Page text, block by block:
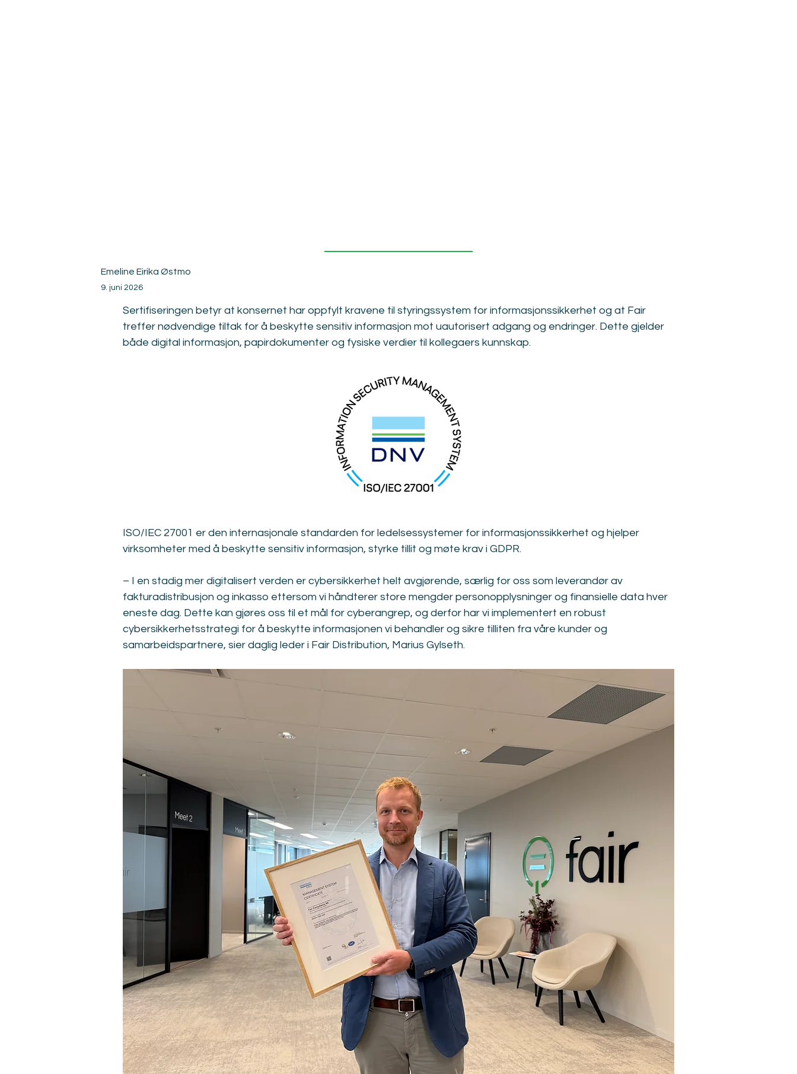
9. juni 2026
Sertifiseringen betyr at konsernet har oppfylt kravene til styringssystem for informasjonssikkerhet og at Fair
treffer nødvendige tiltak for å beskytte sensitiv informasjon mot uautorisert adgang og endringer. Dette gjelder
både digital informasjon, papirdokumenter og fysiske verdier til kollegaers kunnskap.
ISO/IEC 27001 er den internasjonale standarden for ledelsessystemer for informasjonssikkerhet og hjelper
virksomheter med å beskytte sensitiv informasjon, styrke tillit og møte krav i GDPR.
– I en stadig mer digitalisert verden er cybersikkerhet helt avgjørende, særlig for oss som leverandør av
fakturadistribusjon og inkasso ettersom vi håndterer store mengder personopplysninger og finansielle data hver
eneste dag. Dette kan gjøres oss til et mål for cyberangrep, og derfor har vi implementert en robust
cybersikkerhetsstrategi for å beskytte informasjonen vi behandler og sikre tilliten fra våre kunder og
samarbeidspartnere, sier daglig leder i Fair Distribution, Marius Gylseth.
Emeline Eirika Østmo